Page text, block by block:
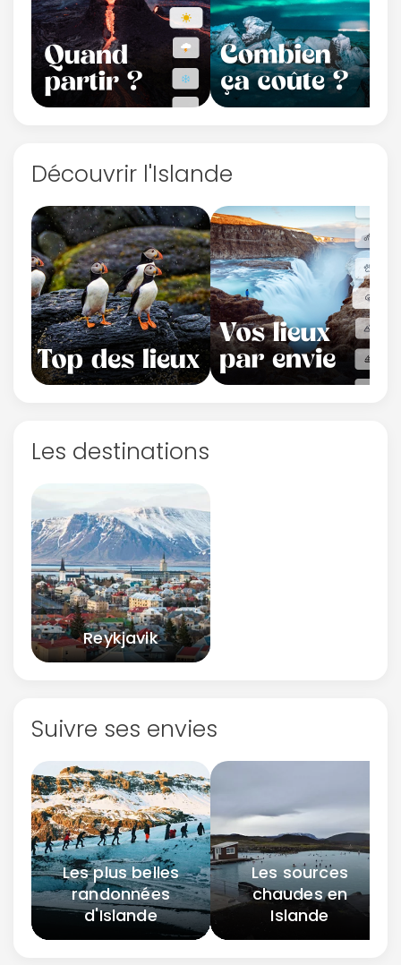
Découvrir l'Islande
Les destinations
Reykjavik
Suivre ses envies
Les plus belles
randonnées
d'Islande
Les sources
chaudes en
Islande